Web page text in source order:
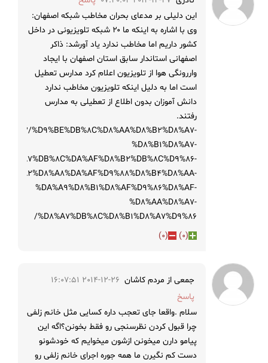
این دلیلی بر مدعای بحران مخاطب شبکه اصفهان:
وی با اشاره به اینکه ما ۲۰ شبکه تلویزیونی در داخل
کشور داریم اما مخاطب ندارد یاد آورشد: ذاکر
اصفهانی استاندار سابق استان اصفهان با ایجاد
واررونگی هوا از تلویزیون اعلام کرد مدارس تعطیل
است اما به دلیل اینکه تلویزیون مخاطب ندارد
دانش آموزان بدون اطلاع از تعطیلی به مدارس
رفتند.
02/%D9%BE%DB%8C%D8%AA%D8%B2%D8%A7-
%D8%B1%D8%A7-
%D8%A2%D8%A8%DA%AF%D9%88%D8%B4%D8%AA-
%DA%A9%D8%B1%D8%AF%D9%86%D8%AF-
%D8%AA%D8%A7-
%D8%A7%DB%8C%D8%B1%D8%A7%D9%86/
(
0
)
(
0
)
جمعی از مردم کاشان 2014-12-26 16:07:51
پاسخ
سلام .واقعا جای تعجب داره کسایی مثل خانم زلفی
چرا قبول کردن نظرسنجی رو فقط بخونن؟اگه این
پیامو دارن میخونن ازشون میخوایم که خودشونو
دست کم نگیرن ما همه جوره اجرای خانم زلفی رو